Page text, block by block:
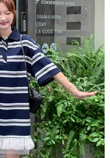
款。
後，將跳轉至「AFTEE先享後付」
即可完成結帳。
知簡訊。
此簡訊中的連結，可透過四大超商／
，方視為交易完成。
費，但若您需要取消訂單，請聯絡
訂單仍視為有效，需透過AFTEE先享
」之結帳頁面顯示為準，若有關於
關疑問，請聯繫「AFTEE先享後付
support/home
「AFTEE先享後付」服務完成之交
料，並將交易相關給付款項請求債
免運費
免運費
運費
運費
運費